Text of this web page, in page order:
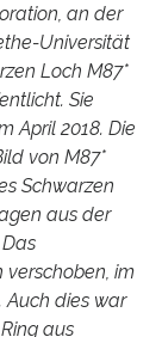
an der
Universität
Loch M87*
Sie
April 2018. Die
von M87*
Schwarzen
aus der
verschoben, im
Auch dies war
aus